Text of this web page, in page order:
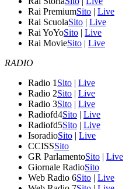
Rai PremiumSito | Live
Rai ScuolaSito | Live
Rai YoYoSito | Live
Rai MovieSito | Live
RADIO
Radio 1 Sito | Live
Radio 2Sito | Live
Radio 3Sito | Live
Radiofd4Sito | Live
Radiofd5Sito | Live
IsoradioSito | Live
CCISSSito
GR ParlamentoSito | Live
Giornale RadioSito
Web Radio 6Sito | Live